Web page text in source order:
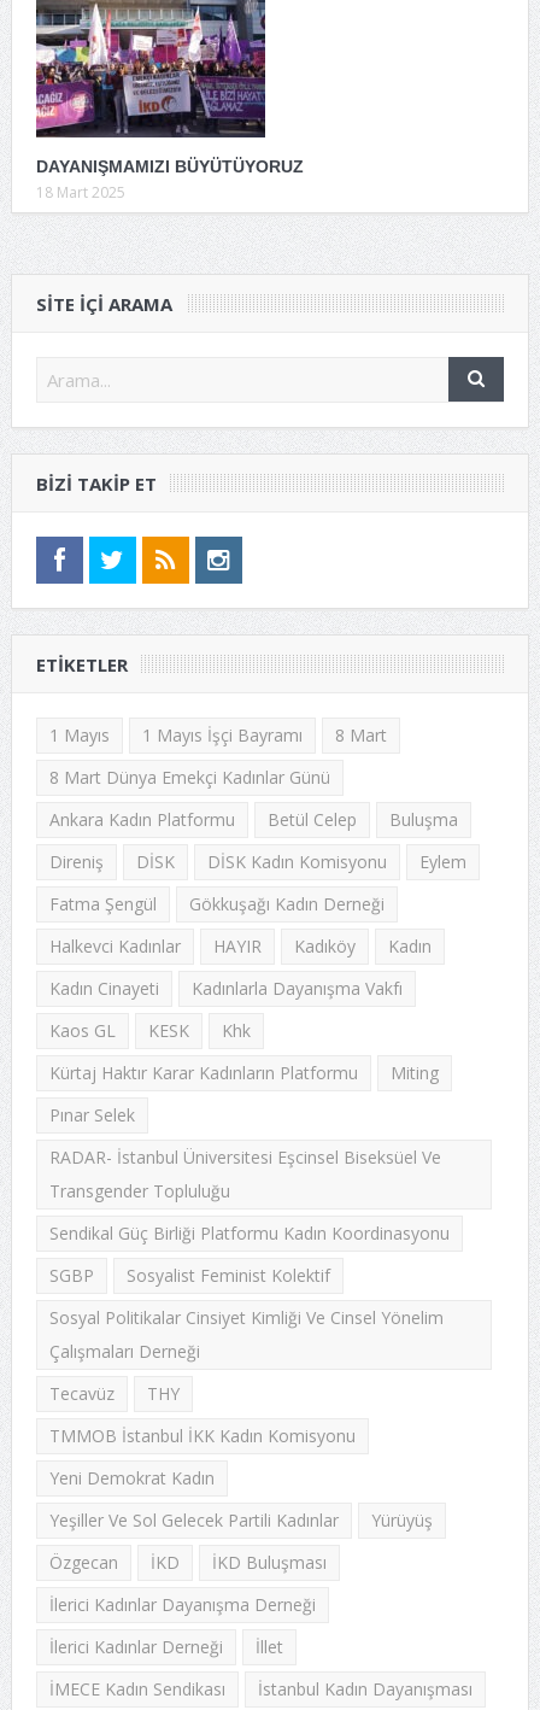
DAYANIŞMAMIZI BÜYÜTÜYORUZ
18 Mart 2025
SITE IÇI ARAMA
BIZI TAKIP ET
ETIKETLER
1 Mayıs 1 Mayıs İşçi Bayramı
8 Mart
8 Mart Dünya Emekçi Kadınlar Günü
Ankara Kadın Platformu
Betül Celep
Buluşma
Direniş
DİSK DİSK Kadın Komisyonu
Eylem
Fatma Şengül
Gökkuşağı Kadın Derneği
Halkevci Kadınlar
HAYIR Kadıköy
Kadın
Kadın Cinayeti
Kadınlarla Dayanışma Vakfı
Kaos GL
KESK
Khk
Kürtaj Haktır Karar Kadınların Platformu
Miting
Pınar Selek
RADAR- İstanbul Üniversitesi Eşcinsel Biseksüel Ve
Transgender Topluluğu
Sendikal Güç Birliği Platformu Kadın Koordinasyonu
SGBP
Sosyalist Feminist Kolektif
Sosyal Politikalar Cinsiyet Kimliği Ve Cinsel Yönelim
Çalışmaları Derneği
Tecavüz
THY
TMMOB İstanbul İKK Kadın Komisyonu
Yeni Demokrat Kadın
Yeşiller Ve Sol Gelecek Partili Kadınlar
Yürüyüş
Özgecan
İKD
İKD Buluşması
İlerici Kadınlar Dayanışma Derneği
İlerici Kadınlar Derneği
İllet
İMECE Kadın Sendikası
İstanbul Kadın Dayanışması